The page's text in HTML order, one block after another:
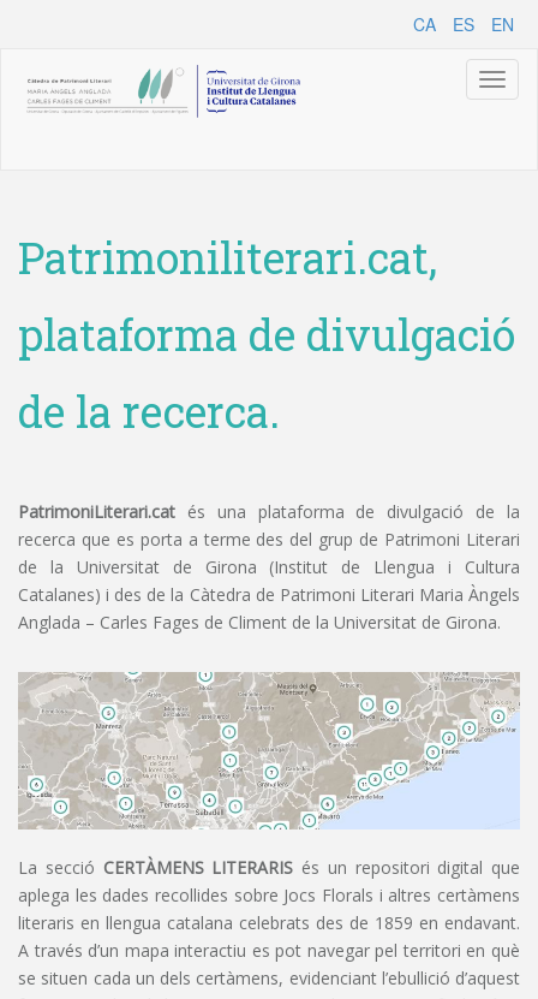
CA ES EN
Patrimoniliterari.cat,
plataforma de divulgació
de la recerca.
PatrimoniLiterari.cat és una plataforma de divulgació de la
recerca que es porta a terme des del grup de Patrimoni Literari
de la Universitat de Girona (Institut de Llengua i Cultura
Catalanes) i des de la Càtedra de Patrimoni Literari Maria Àngels
Anglada – Carles Fages de Climent de la Universitat de Girona.
La secció CERTÀMENS LITERARIS és un repositori digital que
aplega les dades recollides sobre Jocs Florals i altres certàmens
literaris en llengua catalana celebrats des de 1859 en endavant.
A través d’un mapa interactiu es pot navegar pel territori en què
se situen cada un dels certàmens, evidenciant l’ebullició d’aquest